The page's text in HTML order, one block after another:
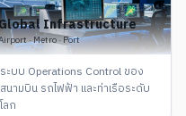
Infrastructure
· Metro · Port
ระบบ Operations Control ของ
สนามบิน รถไฟฟ้า และท่าเรือระดับ
โลก